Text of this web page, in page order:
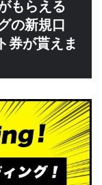
もらえる
の新規口
券が貰えま